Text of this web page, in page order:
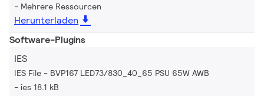
Mehrere Ressourcen
Herunterladen
Software-Plugins
IES
IES File - BVP167 LED73/830_40_65 PSU 65W AWB
ies 18.1 kB